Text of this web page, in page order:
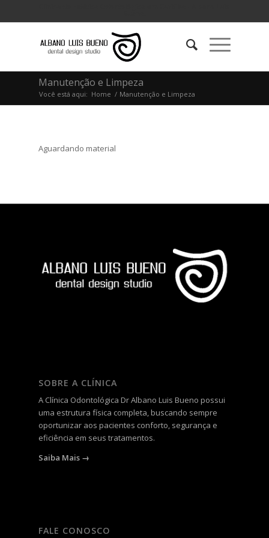
Manutenção e Limpeza
Você está aqui: Home / Manutenção e Limpeza
Aguardando material
SOBRE A CLÍNICA
A Clínica Odontológica Dr Albano Luis Bueno possui
uma estrutura física completa, buscando sempre
oportunizar aos pacientes conforto, segurança e
eficiência em seus tratamentos.
Saiba Mais →
FALE CONOSCO